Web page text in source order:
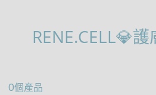
RENE.CELL💎
0個產品